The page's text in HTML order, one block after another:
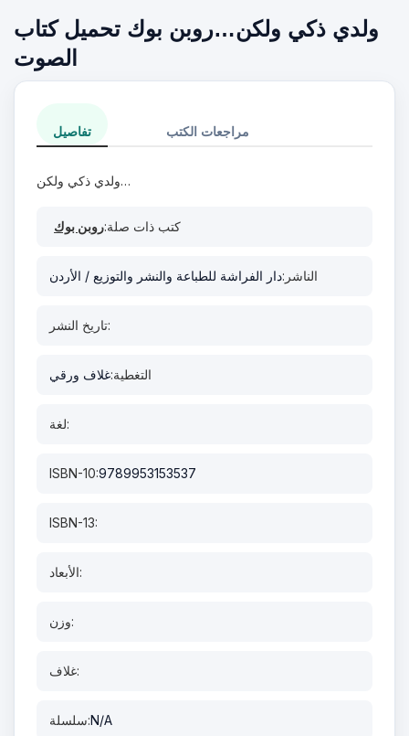
ولدي ذكي ولكن…روبن بوك تحميل كتاب
الصوت
تفاصيل مراجعات الكتب
ولدي ذكي ولكن…
كتب ذات صلة:روبن بوك
الناشر:دار الفراشة للطباعة والنشر والتوزيع / الأردن
تاريخ النشر:
التغطية:غلاف ورقي
لغة:
ISBN-10:9789953153537
ISBN-13:
الأبعاد:
وزن:
غلاف:
سلسلة:N/A